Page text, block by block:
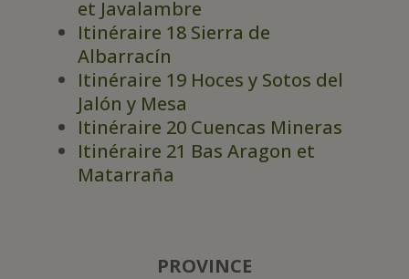
et Javalambre
Itinéraire 18 Sierra de
Albarracín
Itinéraire 19 Hoces y Sotos del
Jalón y Mesa
Itinéraire 20 Cuencas Mineras
Itinéraire 21 Bas Aragon et
Matarraña
PROVINCE